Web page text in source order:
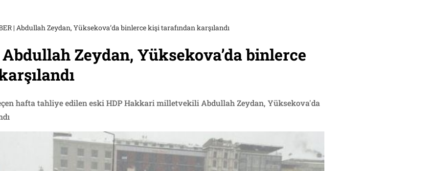
| Abdullah Zeydan, Yüksekova’da binlerce kişi tarafından karşılandı
Abdullah Zeydan, Yüksekova’da binlerce
hafta tahliye edilen eski HDP Hakkari milletvekili Abdullah Zeydan, Yüksekova'da